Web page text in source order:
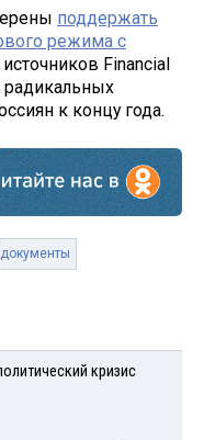
поддержать
режима с
Financial
радикальных
к концу года.
документы
кризис